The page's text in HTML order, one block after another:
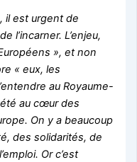
il est urgent de
l’incarner. L’enjeu,
», et non
« eux, les
au Royaume-
au cœur des
On y a beaucoup
des solidarités, de
Or c’est